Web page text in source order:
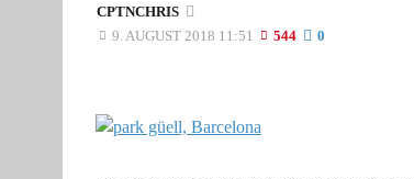
CPTNCHRIS
9. AUGUST 2018 11:51
544 0